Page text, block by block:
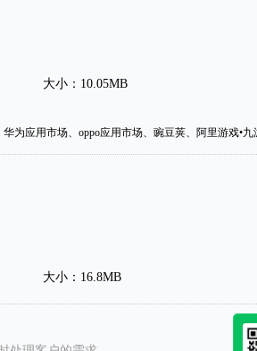
大小：10.05MB
为应用市场、oppo应用市场、豌豆荚、阿里游戏•
大小：16.8MB